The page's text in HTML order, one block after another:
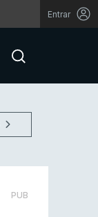
Entrar
PUB